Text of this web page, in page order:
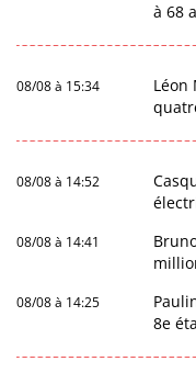
à 68
08/08 à 15:34
Léon
08/08 à 14:52
08/08 à 14:41
08/08 à 14:25
8e